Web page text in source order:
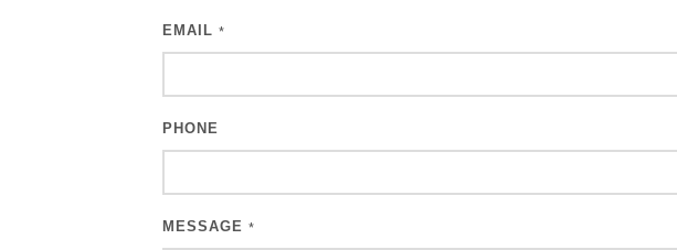
EMAIL *
PHONE
MESSAGE *